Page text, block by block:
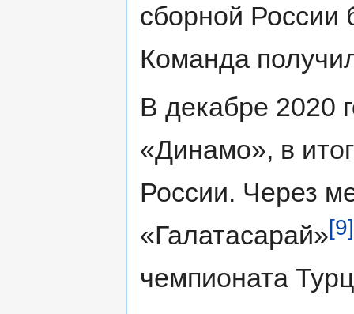
сборной
Команда
В декабре 2020
«Динамо», в
России. Через
«Галатасарай»[9]
чемпионата